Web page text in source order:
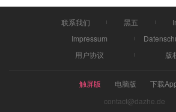
联系我们 黑五
Impressum
用户协议
版
触屏版 电脑版
下载
contact@dazhe.de